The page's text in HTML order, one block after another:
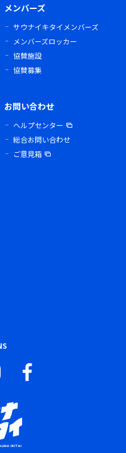
メンバーズ
サウナイキタイメンバーズ
メンバーズロッカー
協賛施設
協賛募集
お問い合わせ
ヘルプセンター
総合お問い合わせ
ご意見箱